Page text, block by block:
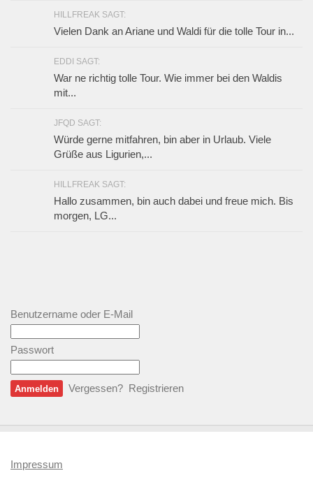
HILLFREAK SAGT:
Vielen Dank an Ariane und Waldi für die tolle Tour in...
EDDI SAGT:
War ne richtig tolle Tour. Wie immer bei den Waldis
mit...
JFQD SAGT:
Würde gerne mitfahren, bin aber in Urlaub. Viele
Grüße aus Ligurien,...
HILLFREAK SAGT:
Hallo zusammen, bin auch dabei und freue mich. Bis
morgen, LG...
Benutzername oder E-Mail
Passwort
Vergessen? Registrieren
Impressum